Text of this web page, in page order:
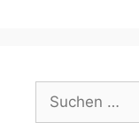
Suchen
nach: